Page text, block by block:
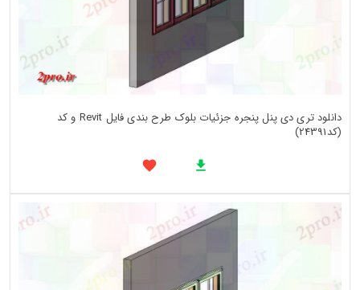
دانلود تری دی پنل پنجره جزئیات بلوک طرح بندی فایل Revit و کد
(کد24391)